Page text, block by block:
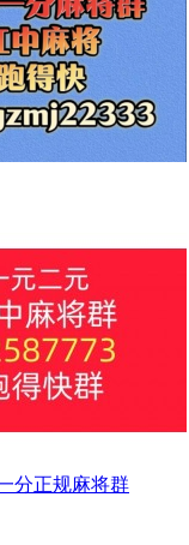
分正规麻将群